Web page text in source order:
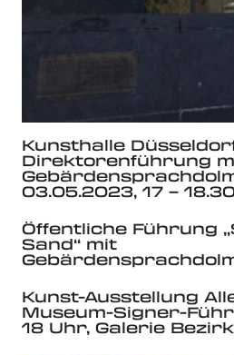
Kunsthalle
Direktorenführung
03.05.2023, 17 –
Öffentliche Führung
Sand“ mit
Kunst-Ausstellung
Museum-Signer-
18 Uhr, Galerie